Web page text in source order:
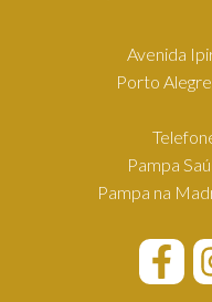
Avenida
Porto
Pampa
Pampa na